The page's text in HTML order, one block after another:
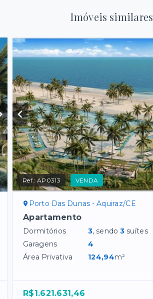
Imóveis similares
Ref.:AP0313 VENDA
Porto Das Dunas - Aquiraz/CE
Apartamento
Dormitórios 3, sendo3 suítes
Garagens
4
Área Privativa
124,94m²
R$1.621.631,46